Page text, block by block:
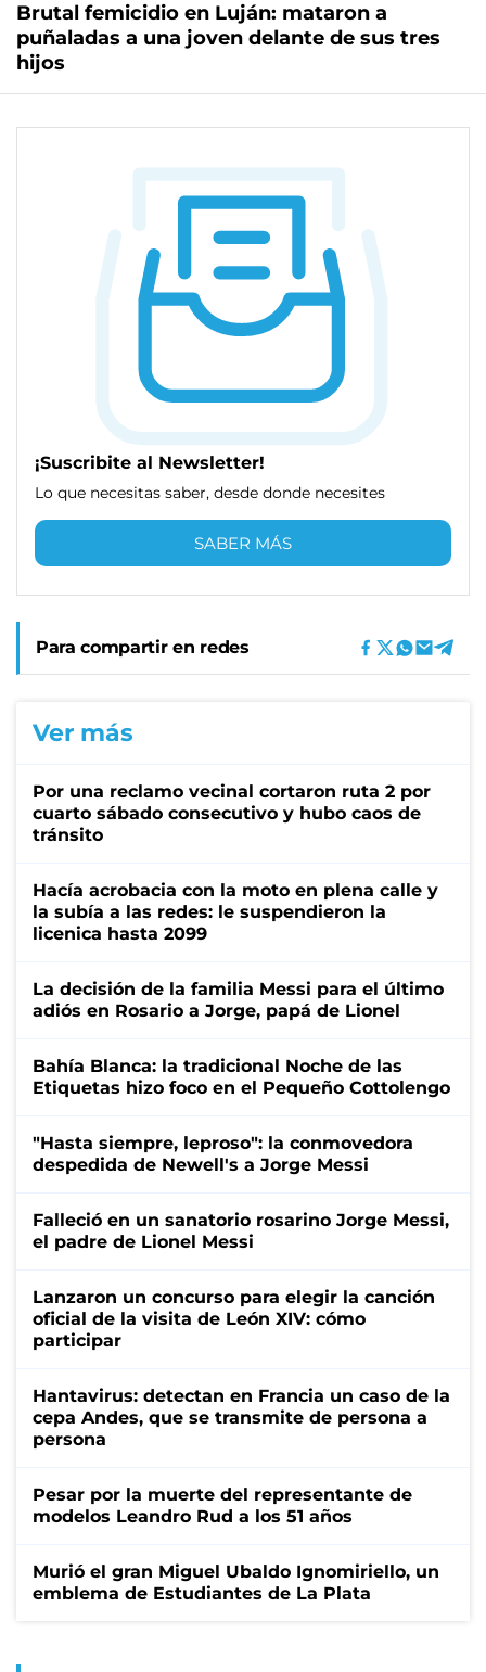
Brutal femicidio en Luján: mataron a
puñaladas a una joven delante de sus tres
hijos
¡Suscribite al Newsletter!
Lo que necesitas saber, desde donde necesites
SABER MÁS
Para compartir en redes
Ver más
Por una reclamo vecinal cortaron ruta 2 por
cuarto sábado consecutivo y hubo caos de
tránsito
Hacía acrobacia con la moto en plena calle y
la subía a las redes: le suspendieron la
licenica hasta 2099
La decisión de la familia Messi para el último
adiós en Rosario a Jorge, papá de Lionel
Bahía Blanca: la tradicional Noche de las
Etiquetas hizo foco en el Pequeño Cottolengo
"Hasta siempre, leproso": la conmovedora
despedida de Newell's a Jorge Messi
Falleció en un sanatorio rosarino Jorge Messi,
el padre de Lionel Messi
Lanzaron un concurso para elegir la canción
oficial de la visita de León XIV: cómo
participar
Hantavirus: detectan en Francia un caso de la
cepa Andes, que se transmite de persona a
persona
Pesar por la muerte del representante de
modelos Leandro Rud a los 51 años
Murió el gran Miguel Ubaldo Ignomiriello, un
emblema de Estudiantes de La Plata